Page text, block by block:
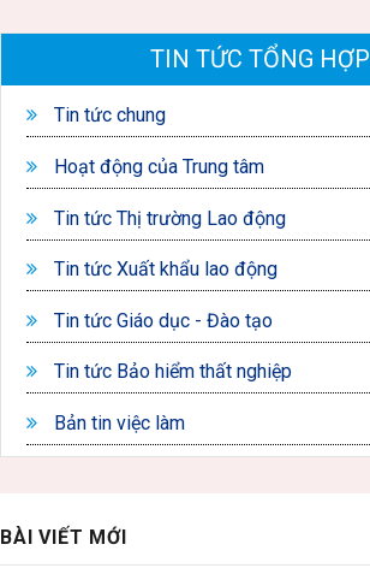
TIN TỨC TỔNG HỢP
Tin tức chung
Hoạt động của Trung tâm
Tin tức Thị trường Lao động
Tin tức Xuất khẩu lao động
Tin tức Giáo dục - Đào tạo
Tin tức Bảo hiểm thất nghiệp
Bản tin việc làm
BÀI VIẾT MỚI